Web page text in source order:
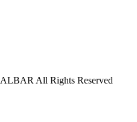
All Rights Reserved